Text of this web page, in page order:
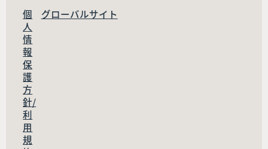
個
人
情
報
保
護
方
針/
利
用
規
グローバルサイト